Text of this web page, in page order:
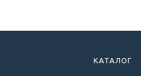
КАТАЛОГ